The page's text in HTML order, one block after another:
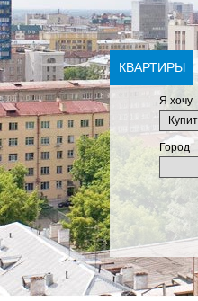
КВАРТИРЫ
Я хочу
Город